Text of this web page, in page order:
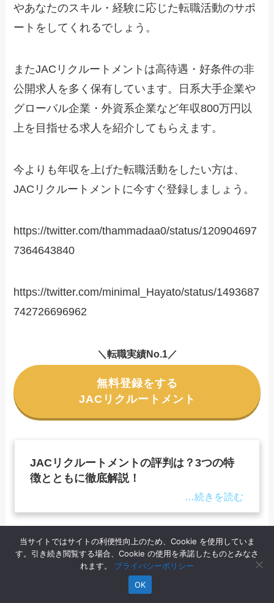
やあなたのスキル・経験に応じた転職活動のサポ
ートをしてくれるでしょう。
またJACリクルートメントは高待遇・好条件の非
公開求人を多く保有しています。日系大手企業や
グローバル企業・外資系企業など年収800万円以
上を目指せる求人を紹介してもらえます。
今よりも年収を上げた転職活動をしたい方は、
JACリクルートメントに今すぐ登録しましょう。
https://twitter.com/thammadaa0/status/120904697
7364643840
https://twitter.com/minimal_Hayato/status/1493687
742726696962
＼転職実績No.1／
無料登録をする
JACリクルートメント
JACリクルートメントの評判は？3つの特
徴とともに徹底解説！
ビズリーチ
当サイトではサイトの利便性向上のため、Cookie を使用していま
す。引き続き閲覧する場合、Cookie の使用を承諾したものとみなさ
れます。 プライバシーポリシー
OK